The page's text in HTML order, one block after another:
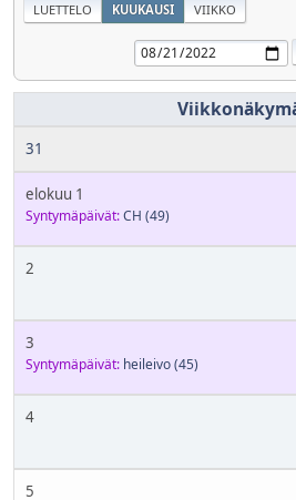
LUETTELO KUUKAUSI VIIKKO
31
elokuu 1
Syntymäpäivät:CH (49)
2
3
Syntymäpäivät: heileivo(45)
4
5